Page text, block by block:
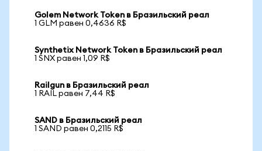
Golem Network Token в Бразильский реал
1 GLM равен 0,4636 R$
Synthetix Network Token в Бразильский реал
1 SNX равен 1,09 R$
Railgun в Бразильский реал
1 RAIL равен 7,44 R$
SAND в Бразильский реал
1 SAND равен 0,2115 R$